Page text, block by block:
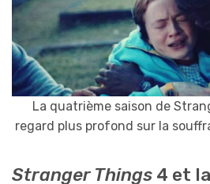
La quatrième saison de
regard plus profond sur la
Stranger Things 4 et